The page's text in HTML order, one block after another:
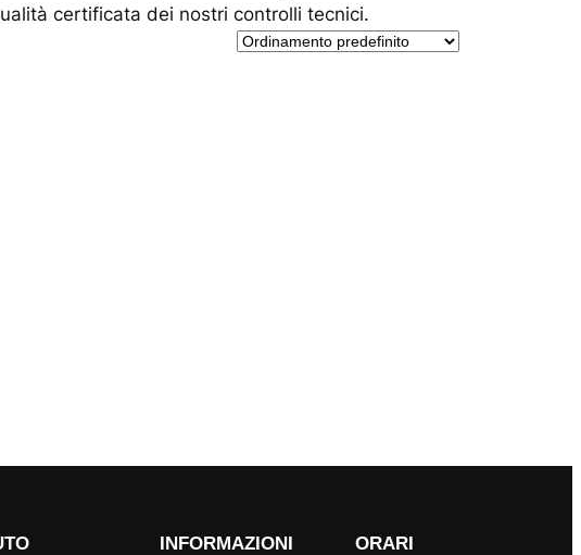
certificata dei nostri controlli tecnici.
INFORMAZIONI ORARI